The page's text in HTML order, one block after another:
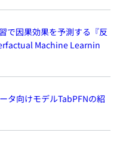
で因果効果を予測する『反
Machine Learnin
タ向けモデルTabPFNの紹